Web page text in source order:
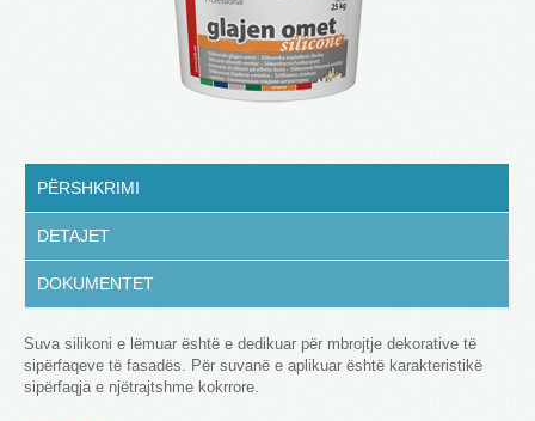
SLOVENČINA (SLOVAK)
PËRSHKRIMI
DETAJET
DOKUMENTET
Suva silikoni e lëmuar është e dedikuar për mbrojtje dekorative të
sipërfaqeve të fasadës. Për suvanë e aplikuar është karakteristikë
sipërfaqja e njëtrajtshme kokrrore.